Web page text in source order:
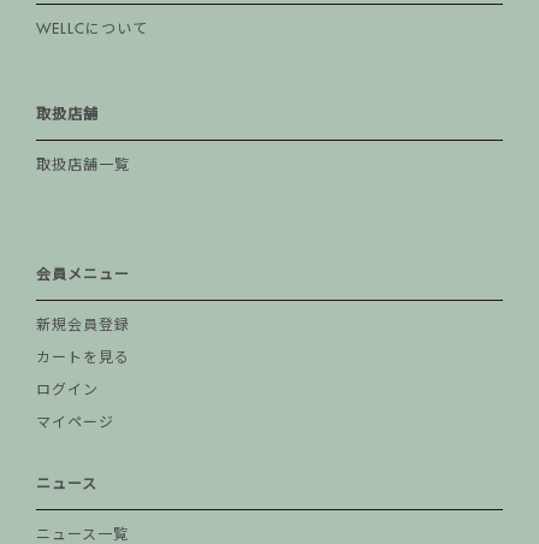
WELLCについて
取扱店舗
取扱店舗一覧
会員メニュー
新規会員登録
カートを見る
ログイン
マイページ
ニュース
ニュース一覧